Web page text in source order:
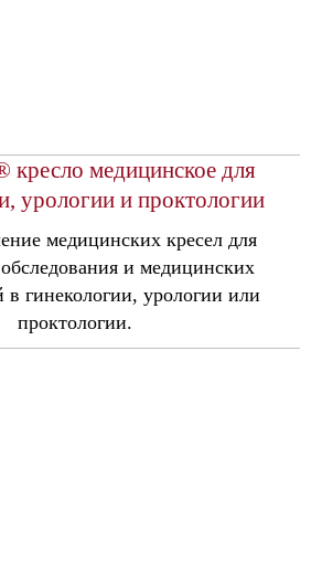
кресло медицинское для
урологии и проктологии
медицинских кресел для
и медицинских
гинекологии, урологии или
проктологии.